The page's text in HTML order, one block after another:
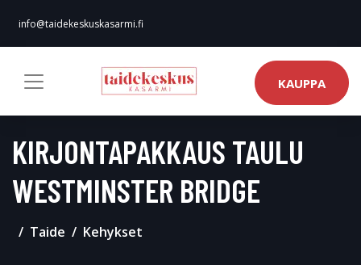
info@taidekeskuskasarmi.fi
KAUPPA
KIRJONTAPAKKAUS TAULU
WESTMINSTER BRIDGE
Taide Kehykset